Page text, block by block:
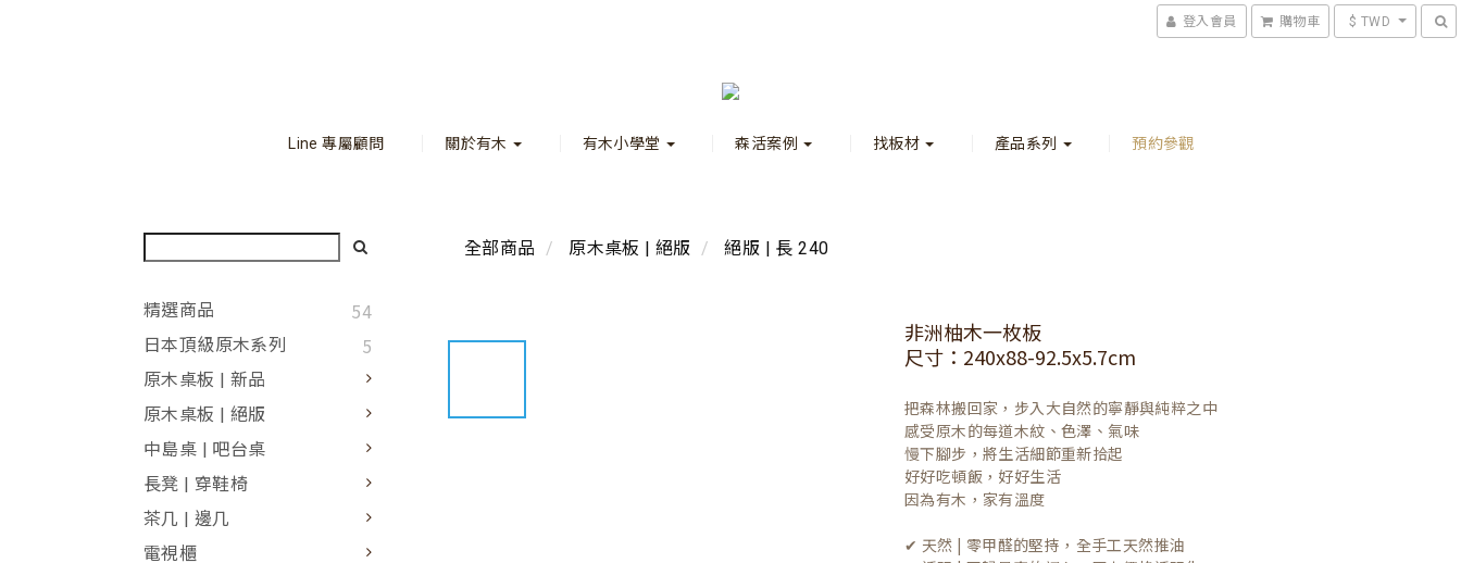
登入會員 購物車 $ TWD
Line 專屬顧問 關於有木 有木小學堂 森活案例 找板材 產品系列 預約參觀
精選商品 54
日本頂級原木系列 5
原木桌板 | 新品
原木桌板 | 絕版
中島桌 | 吧台桌
長凳 | 穿鞋椅
茶几 | 邊几
電視櫃
全部商品 原木桌板 | 絕版 絕版 | 長 240
非洲柚木一枚板
尺寸：240x88-92.5x5.7cm
把森林搬回家，步入大自然的寧靜與純粹之中
感受原木的每道木紋、色澤、氣味
慢下腳步，將生活細節重新拾起
好好吃頓飯，好好生活
因為有木，家有溫度
✔ 天然 | 零甲醛的堅持，全手工天然推油